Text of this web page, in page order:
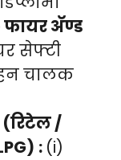
फायर अ‍ॅण्ड
सेफ्टी
चालक
/
: (i)